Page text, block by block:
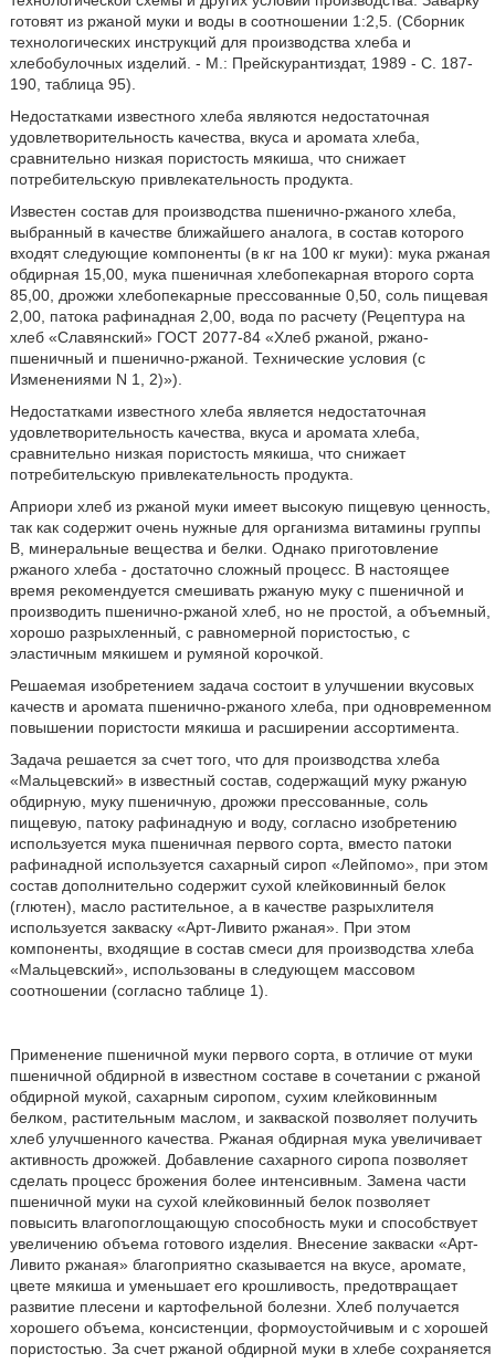
готовят из ржаной муки и воды в соотношении 1:2,5. (Сборник
технологических инструкций для производства хлеба и
хлебобулочных изделий. - М.: Прейскурантиздат, 1989 - С. 187-
190, таблица 95).
Недостатками известного хлеба являются недостаточная
удовлетворительность качества, вкуса и аромата хлеба,
сравнительно низкая пористость мякиша, что снижает
потребительскую привлекательность продукта.
Известен состав для производства пшенично-ржаного хлеба,
выбранный в качестве ближайшего аналога, в состав которого
входят следующие компоненты (в кг на 100 кг муки): мука ржаная
обдирная 15,00, мука пшеничная хлебопекарная второго сорта
85,00, дрожжи хлебопекарные прессованные 0,50, соль пищевая
2,00, патока рафинадная 2,00, вода по расчету (Рецептура на
хлеб «Славянский» ГОСТ 2077-84 «Хлеб ржаной, ржано-
пшеничный и пшенично-ржаной. Технические условия (с
Изменениями N 1, 2)»).
Недостатками известного хлеба является недостаточная
удовлетворительность качества, вкуса и аромата хлеба,
сравнительно низкая пористость мякиша, что снижает
потребительскую привлекательность продукта.
Априори хлеб из ржаной муки имеет высокую пищевую ценность,
так как содержит очень нужные для организма витамины группы
В, минеральные вещества и белки. Однако приготовление
ржаного хлеба - достаточно сложный процесс. В настоящее
время рекомендуется смешивать ржаную муку с пшеничной и
производить пшенично-ржаной хлеб, но не простой, а объемный,
хорошо разрыхленный, с равномерной пористостью, с
эластичным мякишем и румяной корочкой.
Решаемая изобретением задача состоит в улучшении вкусовых
качеств и аромата пшенично-ржаного хлеба, при одновременном
повышении пористости мякиша и расширении ассортимента.
Задача решается за счет того, что для производства хлеба
«Мальцевский» в известный состав, содержащий муку ржаную
обдирную, муку пшеничную, дрожжи прессованные, соль
пищевую, патоку рафинадную и воду, согласно изобретению
используется мука пшеничная первого сорта, вместо патоки
рафинадной используется сахарный сироп «Лейпомо», при этом
состав дополнительно содержит сухой клейковинный белок
(глютен), масло растительное, а в качестве разрыхлителя
используется закваску «Арт-Ливито ржаная». При этом
компоненты, входящие в состав смеси для производства хлеба
«Мальцевский», использованы в следующем массовом
соотношении (согласно таблице 1).
Применение пшеничной муки первого сорта, в отличие от муки
пшеничной обдирной в известном составе в сочетании с ржаной
обдирной мукой, сахарным сиропом, сухим клейковинным
белком, растительным маслом, и закваской позволяет получить
хлеб улучшенного качества. Ржаная обдирная мука увеличивает
активность дрожжей. Добавление сахарного сиропа позволяет
сделать процесс брожения более интенсивным. Замена части
пшеничной муки на сухой клейковинный белок позволяет
повысить влагопоглощающую способность муки и способствует
увеличению объема готового изделия. Внесение закваски «Арт-
Ливито ржаная» благоприятно сказывается на вкусе, аромате,
цвете мякиша и уменьшает его крошливость, предотвращает
развитие плесени и картофельной болезни. Хлеб получается
хорошего объема, консистенции, формоустойчивым и с хорошей
пористостью. За счет ржаной обдирной муки в хлебе сохраняется